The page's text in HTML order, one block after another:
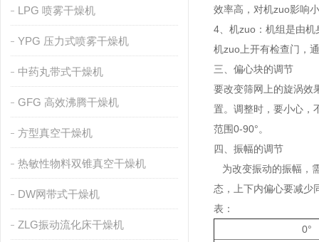
LPG 喷雾干燥机
YPG 压力式喷雾干燥机
中药丸带式干燥机
GFG 高效沸腾干燥机
方型真空干燥机
热敏性物料双锥真空干燥机
DW网带式干燥机
ZLG振动流化床干燥机
效率高，对机zuo影响
4、机zuo：机组是由
机zuo上开有检查门，
三、偏心块的调节
要改变筛网上的旋涡效
置。调整时，要小心，
范围0-90°。
四、振幅的调节
为改变振动的振幅，
态，上下内偏心要减少
表：
0°